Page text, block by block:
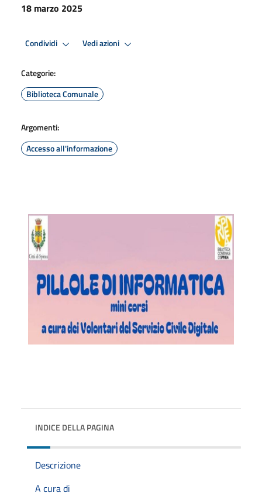
18 marzo 2025
Condividi Vedi azioni
Categorie:
Biblioteca Comunale
Argomenti:
Accesso all'informazione
INDICE DELLA PAGINA
Descrizione
A cura di